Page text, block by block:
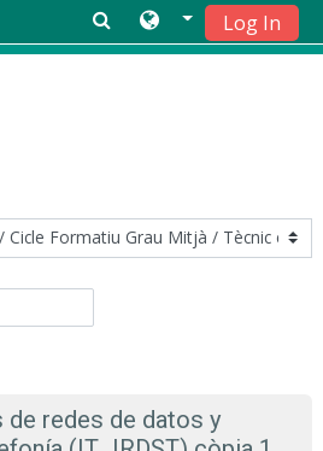
Log In
redes de datos y